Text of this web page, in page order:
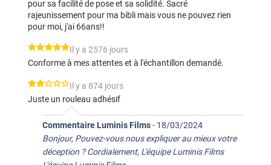
pour sa facilité de pose et sa solidité. Sacré
rajeunissement pour ma bibli mais vous ne pouvez rien
pour moi, j'ai 66ans!!
*****
Il y a 2576 jours
Conforme à mes attentes et à l'échantillon demandé.
*****
Il y a 874 jours
Juste un rouleau adhésif
Commentaire Luminis Films- 18/03/2024
Bonjour, Pouvez-vous nous expliquer au mieux votre
déception ? Cordialement, L'équipe Luminis Films